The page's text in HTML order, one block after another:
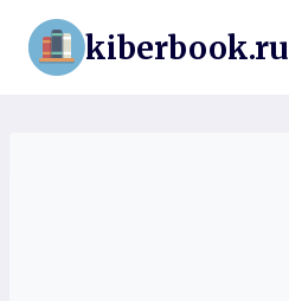
Перейти
содержимому
kiberbook.ru